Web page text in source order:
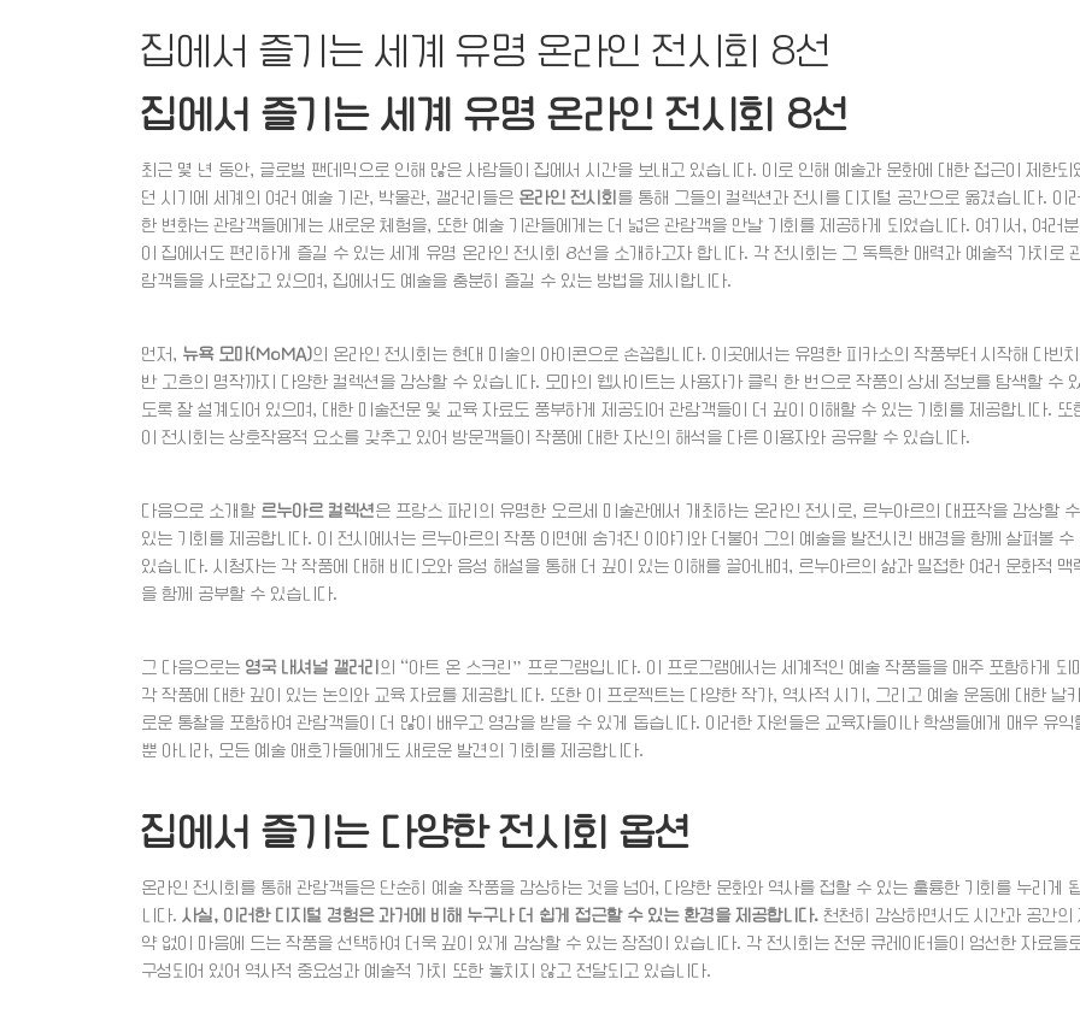
집에서 즐기는 세계 유명 온라인 전시회 8선
집에서 즐기는 세계 유명 온라인 전시회 8선
최근 몇 년 동안, 글로벌 팬데믹으로 인해 많은 사람들이 집에서 시간을 보내고 있습니다. 이로 인해 예술과 문화에 대한 접근이 제한되
던 시기에 세계의 여러 예술 기관, 박물관, 갤러리들은 온라인 전시회를 통해 그들의 컬렉션과 전시를 디지털 공간으로 옮겼습니다. 이
한 변화는 관람객들에게는 새로운 체험을, 또한 예술 기관들에게는 더 넓은 관람객을 만날 기회를 제공하게 되었습니다. 여기서, 여러분
이 집에서도 편리하게 즐길 수 있는 세계 유명 온라인 전시회 8선을 소개하고자 합니다. 각 전시회는 그 독특한 매력과 예술적 가치로
람객들을 사로잡고 있으며, 집에서도 예술을 충분히 즐길 수 있는 방법을 제시합니다.
먼저, 뉴욕 모마(MoMA)의 온라인 전시회는 현대 미술의 아이콘으로 손꼽힙니다. 이곳에서는 유명한 피카소의 작품부터 시작해 다빈
반 고흐의 명작까지 다양한 컬렉션을 감상할 수 있습니다. 모마의 웹사이트는 사용자가 클릭 한 번으로 작품의 상세 정보를 탐색할 수
도록 잘 설계되어 있으며, 대한 미술전문 및 교육 자료도 풍부하게 제공되어 관람객들이 더 깊이 이해할 수 있는 기회를 제공합니다. 또
이 전시회는 상호작용적 요소를 갖추고 있어 방문객들이 작품에 대한 자신의 해석을 다른 이용자와 공유할 수 있습니다.
다음으로 소개할 르누아르 컬렉션은 프랑스 파리의 유명한 오르세 미술관에서 개최하는 온라인 전시로, 르누아르의 대표작을 감상할 수
있는 기회를 제공합니다. 이 전시에서는 르누아르의 작품 이면에 숨겨진 이야기와 더불어 그의 예술을 발전시킨 배경을 함께 살펴볼 수
있습니다. 시청자는 각 작품에 대해 비디오와 음성 해설을 통해 더 깊이 있는 이해를 끌어내며, 르누아르의 삶과 밀접한 여러 문화적 맥
을 함께 공부할 수 있습니다.
그 다음으로는 영국 내셔널 갤러리의 “아트 온 스크린” 프로그램입니다. 이 프로그램에서는 세계적인 예술 작품들을 매주 포함하게 되
각 작품에 대한 깊이 있는 논의와 교육 자료를 제공합니다. 또한 이 프로젝트는 다양한 작가, 역사적 시기, 그리고 예술 운동에 대한 날
로운 통찰을 포함하여 관람객들이 더 많이 배우고 영감을 받을 수 있게 돕습니다. 이러한 자원들은 교육자들이나 학생들에게 매우 유익
뿐 아니라, 모든 예술 애호가들에게도 새로운 발견의 기회를 제공합니다.
집에서 즐기는 다양한 전시회 옵션
온라인 전시회를 통해 관람객들은 단순히 예술 작품을 감상하는 것을 넘어, 다양한 문화와 역사를 접할 수 있는 훌륭한 기회를 누리게
니다. 사실, 이러한 디지털 경험은 과거에 비해 누구나 더 쉽게 접근할 수 있는 환경을 제공합니다. 천천히 감상하면서도 시간과 공간의
약 없이 마음에 드는 작품을 선택하여 더욱 깊이 있게 감상할 수 있는 장점이 있습니다. 각 전시회는 전문 큐레이터들이 엄선한 자료들
구성되어 있어 역사적 중요성과 예술적 가치 또한 놓치지 않고 전달되고 있습니다.